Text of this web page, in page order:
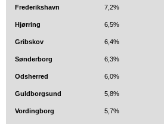
Frederikshavn 7,2%
Hjørring 6,5%
Gribskov 6,4%
Sønderborg 6,3%
Odsherred 6,0%
Guldborgsund 5,8%
Vordingborg 5,7%